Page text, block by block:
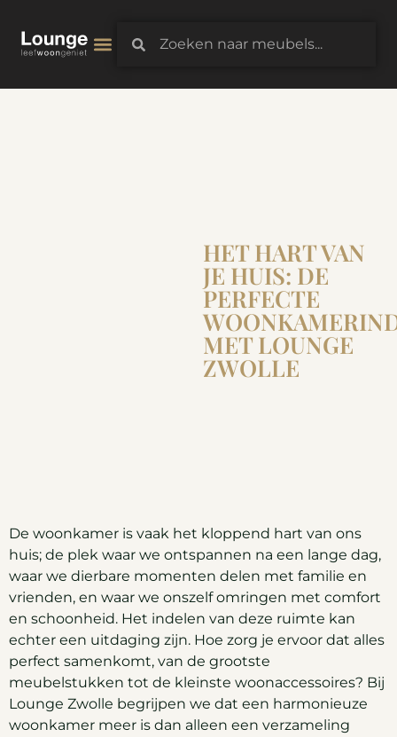
HET HART VAN
JE HUIS: DE
PERFECTE
MET LOUNGE
ZWOLLE
De woonkamer is vaak het kloppend hart van ons
huis; de plek waar we ontspannen na een lange dag,
waar we dierbare momenten delen met familie en
vrienden, en waar we onszelf omringen met comfort
en schoonheid. Het indelen van deze ruimte kan
echter een uitdaging zijn. Hoe zorg je ervoor dat alles
perfect samenkomt, van de grootste
meubelstukken tot de kleinste woonaccessoires? Bij
Lounge Zwolle begrijpen we dat een harmonieuze
woonkamer meer is dan alleen een verzameling